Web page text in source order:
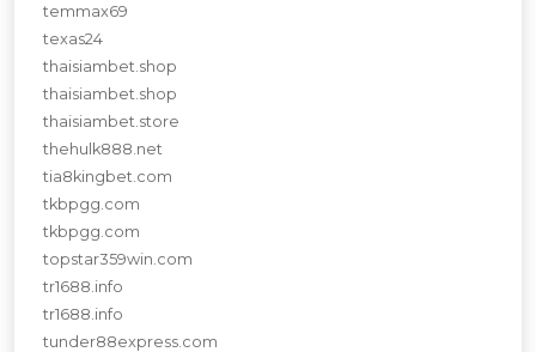
temmax69
texas24
thaisiambet.shop
thaisiambet.shop
thaisiambet.store
thehulk888.net
tia8kingbet.com
tkbpgg.com
tkbpgg.com
topstar359win.com
tr1688.info
tr1688.info
tunder88express.com